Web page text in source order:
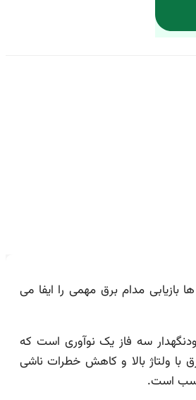
مدام برق مهمی را ایفا می
سه فاز یک نوآوری است که
با ولتاژ بالا و کاهش خطرات ناشی
است.